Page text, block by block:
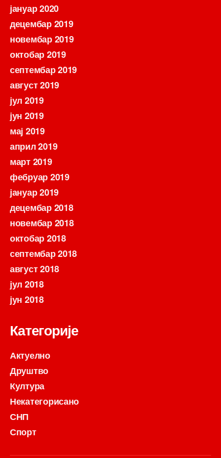
јануар 2020
децембар 2019
новембар 2019
октобар 2019
септембар 2019
август 2019
јул 2019
јун 2019
мај 2019
април 2019
март 2019
фебруар 2019
јануар 2019
децембар 2018
новембар 2018
октобар 2018
септембар 2018
август 2018
јул 2018
јун 2018
Категорије
Актуелно
Друштво
Култура
Некатегорисано
СНП
Спорт